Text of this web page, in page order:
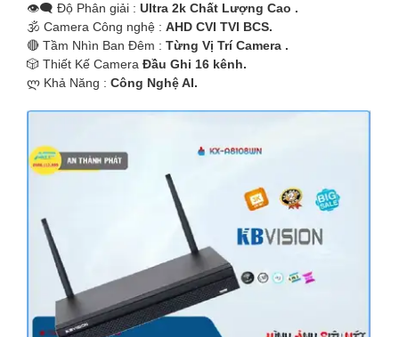
👁️‍🗨 Độ Phân giải : Ultra 2k Chất Lượng Cao .
🕉️ Camera Công nghệ : AHD CVI TVI BCS.
🔴 Tầm Nhìn Ban Đêm : Từng Vị Trí Camera .
🎲 Thiết Kế Camera Đầu Ghi 16 kênh.
️ლ Khả Năng : Công Nghệ AI.